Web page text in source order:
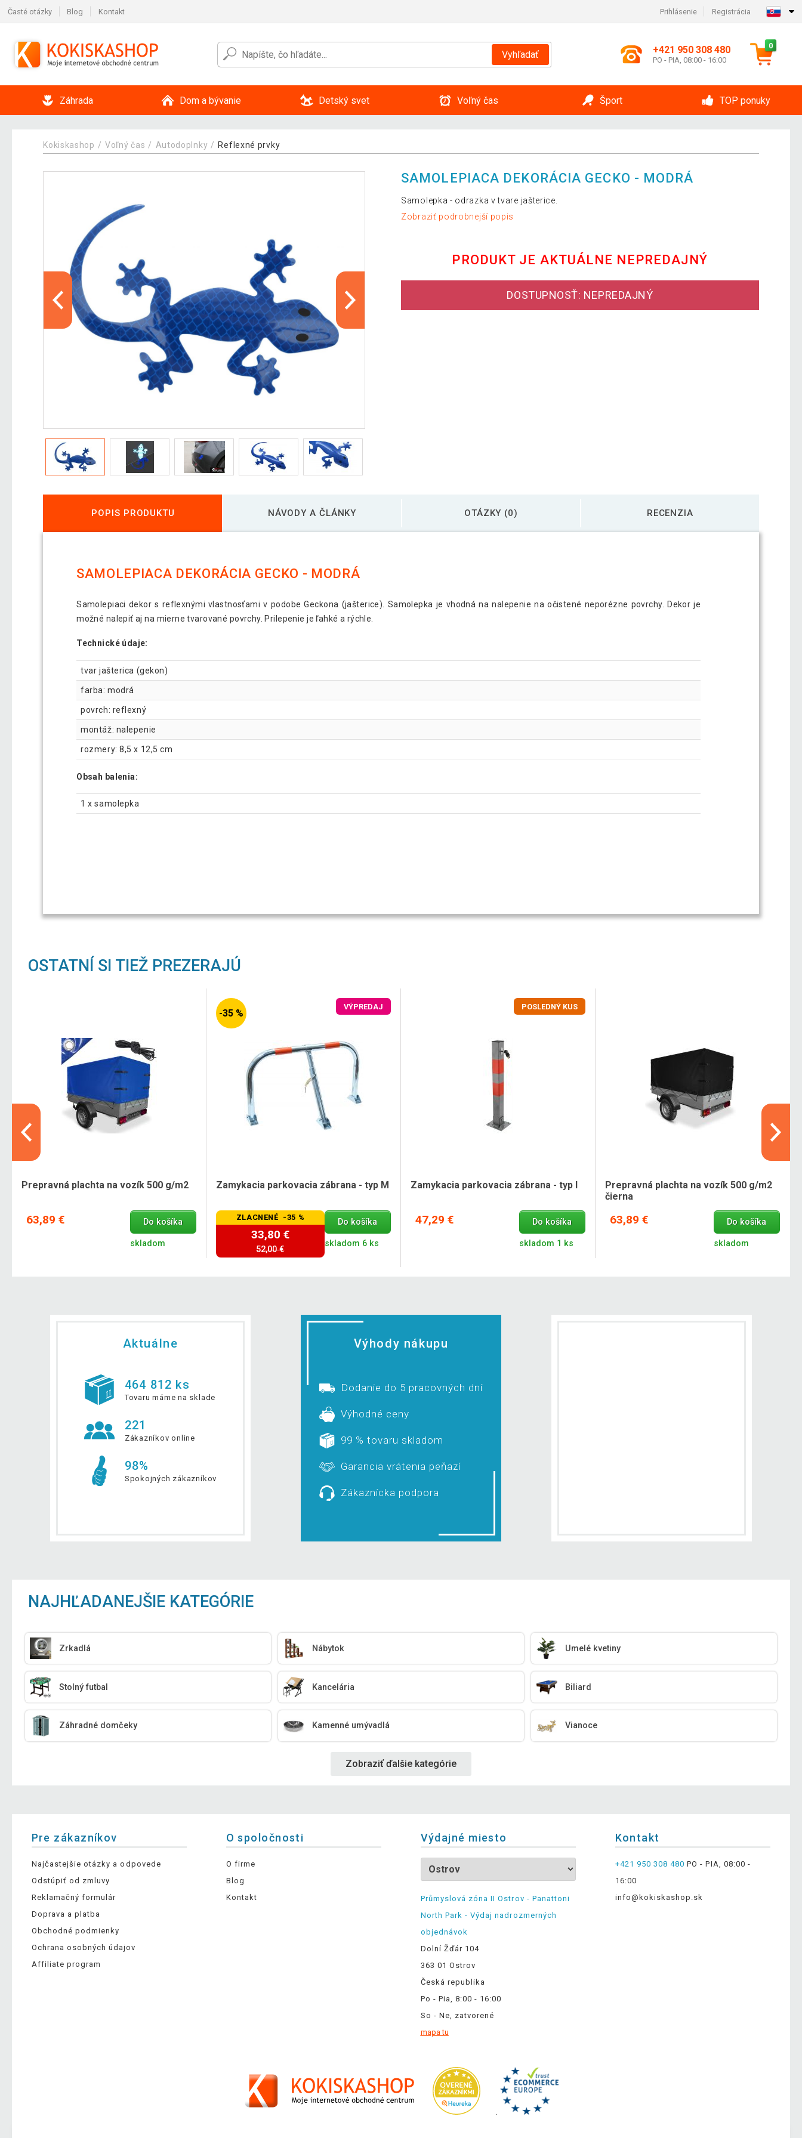
Časté otázky Blog Kontakt Prihlásenie Registrácia
Vyhľadať +421 950 308 480
PO - PIA, 08:00 - 16:00
0
Záhrada Dom a bývanie Detský svet Voľný čas Šport TOP ponuky
Kokiskashop Voľný čas Autodoplnky Reflexné prvky
SAMOLEPIACA DEKORÁCIA GECKO - MODRÁ
Samolepka - odrazka v tvare jašterice.
Zobraziť podrobnejší popis
PRODUKT JE AKTUÁLNE NEPREDAJNÝ
DOSTUPNOSŤ: NEPREDAJNÝ
POPIS PRODUKTU NÁVODY A ČLÁNKY OTÁZKY (0) RECENZIA
SAMOLEPIACA DEKORÁCIA GECKO - MODRÁ
Samolepiaci dekor s reflexnými vlastnosťami v podobe Geckona (jašterice). Samolepka je vhodná na nalepenie na očistené neporézne povrchy. Dekor je
možné nalepiť aj na mierne tvarované povrchy. Prilepenie je ľahké a rýchle.
Technické údaje:
tvar jašterica (gekon)
farba: modrá
povrch: reflexný
montáž: nalepenie
rozmery: 8,5 x 12,5 cm
Obsah balenia:
1 x samolepka
OSTATNÍ SI TIEŽ PREZERAJÚ
Prepravná plachta na vozík 500 g/m2
63,89 € Do košíka
skladom
-35 %
VÝPREDAJ
Zamykacia parkovacia zábrana - typ M
ZLACNENÉ -35 %
33,80 €
52,00 €
Do košíka
skladom 6 ks
POSLEDNÝ KUS
Zamykacia parkovacia zábrana - typ I
47,29 € Do košíka
skladom 1 ks
Prepravná plachta na vozík 500 g/m2
čierna
63,89 € Do košíka
skladom
Aktuálne
464 812 ks
Tovaru máme na sklade
221
Zákazníkov online
98%
Spokojných zákazníkov
Výhody nákupu
Dodanie do 5 pracovných dní
Výhodné ceny
99 % tovaru skladom
Garancia vrátenia peňazí
Zákaznícka podpora
NAJHĽADANEJŠIE KATEGÓRIE
Zrkadlá Nábytok Umelé kvetiny
Stolný futbal Kancelária Biliard
Záhradné domčeky Kamenné umývadlá Vianoce
Zobraziť ďalšie kategórie
Pre zákazníkov
Najčastejšie otázky a odpovede
Odstúpiť od zmluvy
Reklamačný formulár
Doprava a platba
Obchodné podmienky
Ochrana osobných údajov
Affiliate program
O spoločnosti
O firme
Blog
Kontakt
Výdajné miesto
Průmyslová zóna II Ostrov - Panattoni
North Park - Výdaj nadrozmerných
objednávok
Dolní Žďár 104
363 01 Ostrov
Česká republika
Po - Pia, 8:00 - 16:00
So - Ne, zatvorené
mapa tu
Kontakt
+421 950 308 480 PO - PIA, 08:00 -
16:00
info@kokiskashop.sk
.